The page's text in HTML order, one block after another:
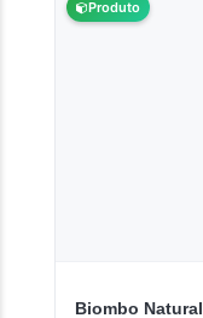
Produto
Biombo Natural